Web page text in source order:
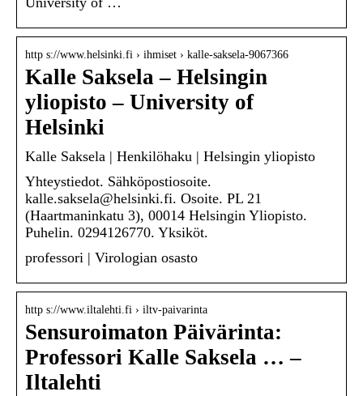
http s://www.helsinki.fi › ihmiset › kalle-saksela-9067366
Kalle Saksela – Helsingin
yliopisto – University of
Helsinki
Kalle Saksela | Henkilöhaku | Helsingin yliopisto
Yhteystiedot. Sähköpostiosoite.
kalle.saksela@helsinki.fi. Osoite. PL 21
(Haartmaninkatu 3), 00014 Helsingin Yliopisto.
Puhelin. 0294126770. Yksiköt.
professori | Virologian osasto
http s://www.iltalehti.fi › iltv-paivarinta
Sensuroimaton Päivärinta:
Professori Kalle Saksela … –
Iltalehti